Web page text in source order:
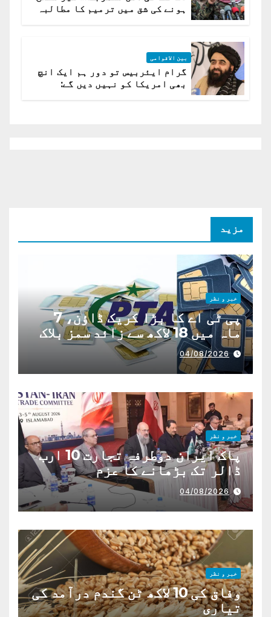
ہونے کی شق میں ترمیم کا مطالبہ
بین الاقوامی
گرام ایئربیس تو دور ہم ایک انچ
بھی امریکا کو نہیں دیں گے:
مزید
خبر و نظر
پی ٹی اے کا بڑا کریک ڈاؤن، 7
ماہ میں 18 لاکھ سے زائد سمز بلاک
04/08/2026
خبر و نظر
پاک ایران دوطرفہ تجارت 10 ارب
ڈالر تک بڑھانے کا عزم
04/08/2026
خبر و نظر
وفاق کی 10 لاکھ ٹن گندم درآمد کی
تیاری